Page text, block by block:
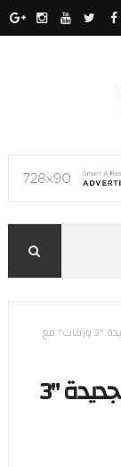
إيمان دياب تحتفل بأغنيتها الجديدة "3 ورقات" مع
إيمان دياب تحتفل بأغنيتها الجديدة "3